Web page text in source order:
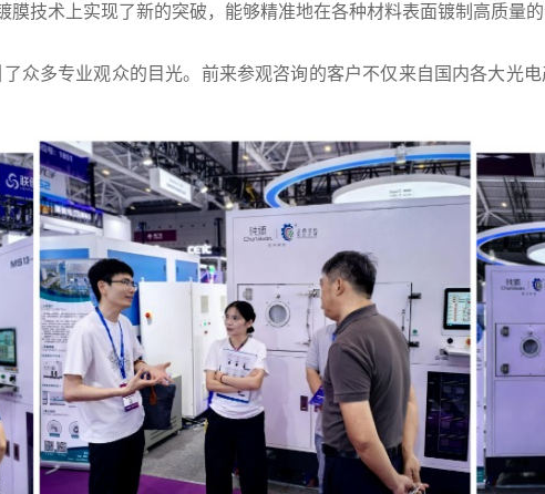
膜技术上实现了新的突破，能够精准地在各种材料表面镀制高质量
众多专业观众的目光。前来参观咨询的客户不仅来自国内各大光